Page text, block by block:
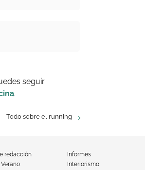
seguir
.
Todo sobre el running
redacción
Informes
Interiorismo